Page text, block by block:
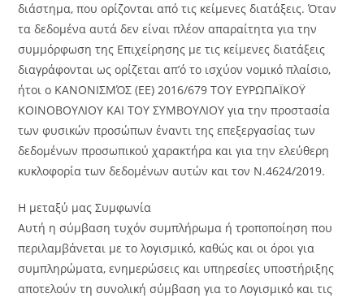
διάστημα, που ορίζονται από τις κείμενες διατάξεις. Όταν
τα δεδομένα αυτά δεν είναι πλέον απαραίτητα για την
συμμόρφωση της Επιχείρησης με τις κείμενες διατάξεις
διαγράφονται ως ορίζεται απ’ό το ισχύον νομικό πλαίσιο,
ήτοι ο ΚΑΝΟΝΙΣΜΌΣ (ΕΕ) 2016/679 ΤΟΥ ΕΥΡΩΠΑΪΚΟΫ
ΚΟΙΝΟΒΟΥΛΙΟΥ ΚΑΙ ΤΟΥ ΣΥΜΒΟΥΛΙΟΥ για την προστασία
των φυσικών προσώπων έναντι της επεξεργασίας των
δεδομένων προσωπικού χαρακτήρα και για την ελεύθερη
κυκλοφορία των δεδομένων αυτών και τον Ν.4624/2019.
Η μεταξύ μας Συμφωνία
Αυτή η σύμβαση τυχόν συμπλήρωμα ή τροποποίηση που
περιλαμβάνεται με το λογισμικό, καθώς και οι όροι για
συμπληρώματα, ενημερώσεις και υπηρεσίες υποστήριξης
αποτελούν τη συνολική σύμβαση για το Λογισμικό και τις